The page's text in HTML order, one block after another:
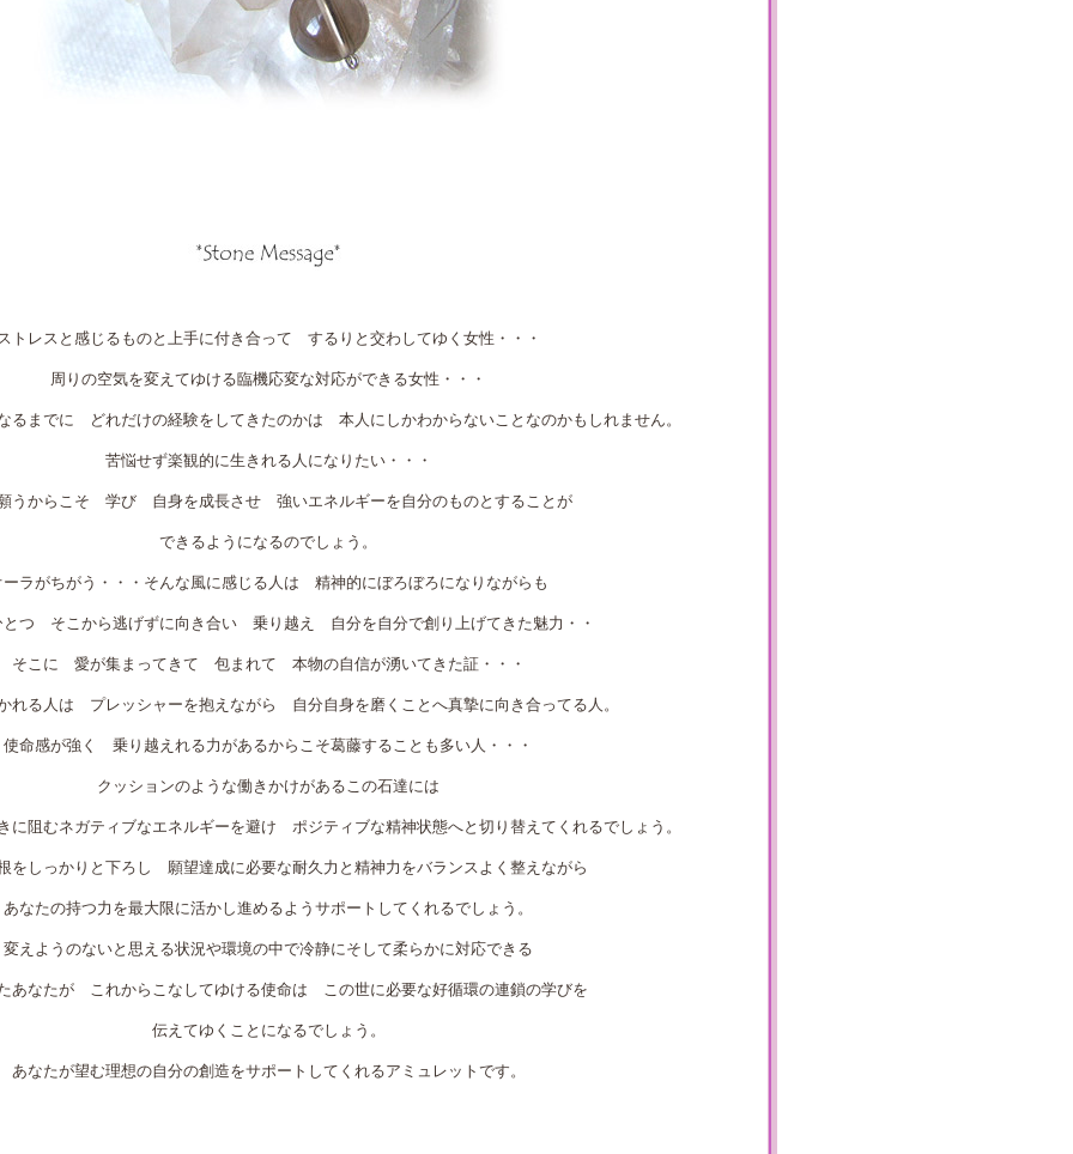
トレスと感じるものと上手に付き合って するりと交わしてゆく女性・・・
周りの空気を変えてゆける臨機応変な対応ができる女性・・・
るまでに どれだけの経験をしてきたのかは 本人にしかわからないことなのかもしれません。
苦悩せず楽観的に生きれる人になりたい・・・
うからこそ 学び 自身を成長させ 強いエネルギーを自分のものとすることが
できるようになるのでしょう。
ーラがちがう・・・そんな風に感じる人は 精神的にぼろぼろになりながらも
とつ そこから逃げずに向き合い 乗り越え 自分を自分で創り上げてきた魅力・・
そこに 愛が集まってきて 包まれて 本物の自信が湧いてきた証・・・
れる人は プレッシャーを抱えながら 自分自身を磨くことへ真摯に向き合ってる人。
使命感が強く 乗り越えれる力があるからこそ葛藤することも多い人・・・
クッションのような働きかけがあるこの石達には
に阻むネガティブなエネルギーを避け ポジティブな精神状態へと切り替えてくれるでしょう。
をしっかりと下ろし 願望達成に必要な耐久力と精神力をバランスよく整えながら
あなたの持つ力を最大限に活かし進めるようサポートしてくれるでしょう。
変えようのないと思える状況や環境の中で冷静にそして柔らかに対応できる
あなたが これからこなしてゆける使命は この世に必要な好循環の連鎖の学びを
伝えてゆくことになるでしょう。
あなたが望む理想の自分の創造をサポートしてくれるアミュレットです。